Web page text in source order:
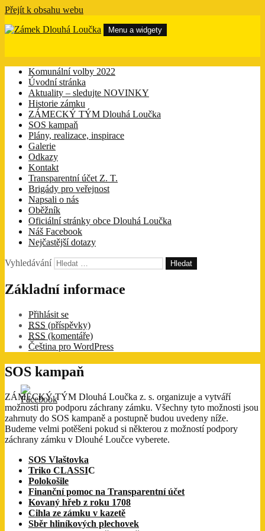
Přejít k obsahu webu
zámku děje.
Menu a widgety
Komunální volby 2022
Úvodní stránka
Aktuality – sledujte NOVINKY
Historie zámku
ZÁMECKÝ TÝM Dlouhá Loučka
SOS kampaň
Plány, realizace, inspirace
Galerie
Odkazy
Kontakt
Transparentní účet Z. T.
Brigády pro veřejnost
Napsali o nás
Oběžník
Oficiální stránky obce Dlouhá Loučka
Náš Facebook
Nejčastější dotazy
Vyhledávání
Základní informace
Přihlásit se
RSS (příspěvky)
RSS (komentáře)
Čeština pro WordPress
SOS kampaň
ZÁMECKÝ TÝM Dlouhá Loučka z. s. organizuje a vytváří
možnosti pro podporu záchrany zámku. Všechny tyto možnosti jsou
zahrnuty do SOS kampaně a postupně budou uvedeny níže.
Budeme velmi potěšeni pokud si některou z možností podpory
záchrany zámku v Dlouhé Loučce vyberete.
SOS Vlaštovka
Triko CLASSIC
Polokošile
Finanční pomoc na Transparentní účet
Kovaný hřeb z roku 1708
Cihla ze zámku v kazetě
Sběr hliníkových plechovek